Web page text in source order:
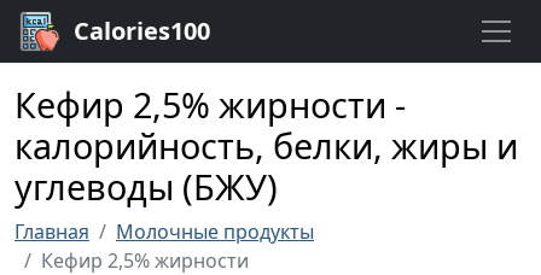
Calories100
Кефир 2,5% жирности -
калорийность, белки, жиры и
углеводы (БЖУ)
Главная
Молочные продукты
Кефир 2,5% жирности